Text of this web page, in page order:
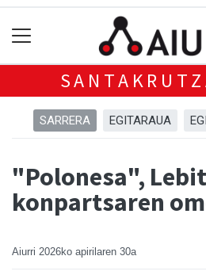
SARRERA EGITARAUA
"Polonesa",
konpartsaren
Aiurri 2026ko apirilaren 30a